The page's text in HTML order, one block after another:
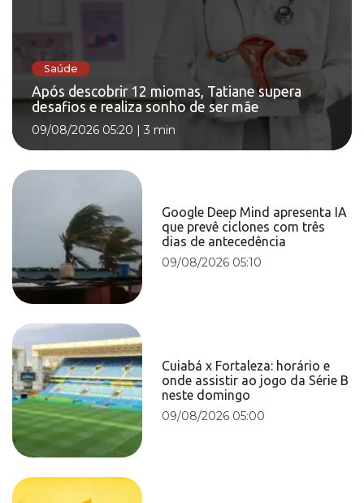
Saúde
Após descobrir 12 miomas, Tatiane supera
desafios e realiza sonho de ser mãe
09/08/2026 05:20 | 3 min
Google Deep Mind apresenta IA
que prevê ciclones com três
dias de antecedência
09/08/2026 05:10
Cuiabá x Fortaleza: horário e
onde assistir ao jogo da Série B
neste domingo
09/08/2026 05:00